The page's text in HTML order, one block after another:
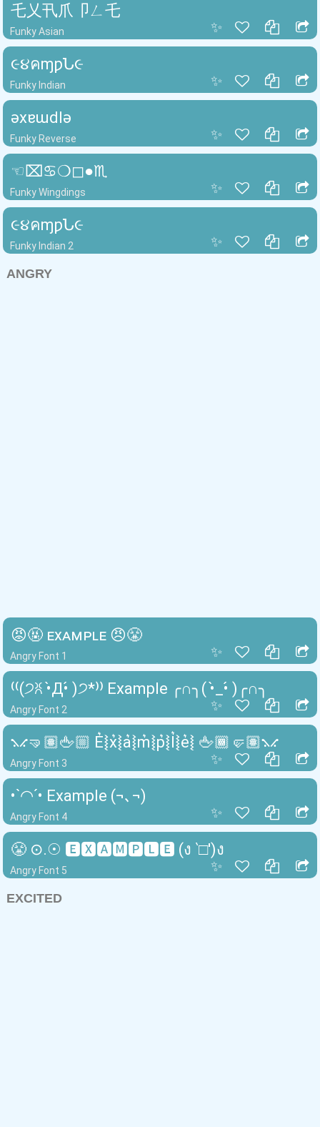
✨
Funky Asian
乇乂卂爪卩ㄥ乇
✨
Funky Indian
૯૪คɱƿՆ૯
✨
Funky Reverse
ǝxɐɯdlǝ
✨
Funky Wingdings
☜︎⌧︎♋︎❍︎◻︎●︎♏︎
✨
Funky Indian 2
૯૪คɱƿՆ૯
ANGRY
✨
Angry Font 1
😡🤬 ᴇxᴀᴍᴘʟᴇ 😠😤
✨
Angry Font 2
⁽⁽(੭ꐦ •̀Д•́ )੭*⁾⁾ Example ╭∩╮( •̀_•́ )╭∩╮
✨
Angry Font 3
⳻⳺🤜🏽🖕🏼 E͛⦚x͛⦚a͛⦚m͛⦚p͛⦚l͛⦚e͛⦚ 🖕🏾🤛🏽⳻⳺
✨
Angry Font 4
•ˋ◠ˊ• Example (¬､¬)
✨
Angry Font 5
😤 ⊙⁠.⁠☉ 🅴🆇🅰🅼🅿🅻🅴 (ง ‵□′)ง
EXCITED